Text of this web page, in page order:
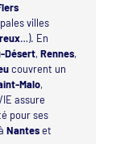
villes
…). En
Désert,Rennes,
couvrent un
Malo,
assure
pour ses
Nanteset